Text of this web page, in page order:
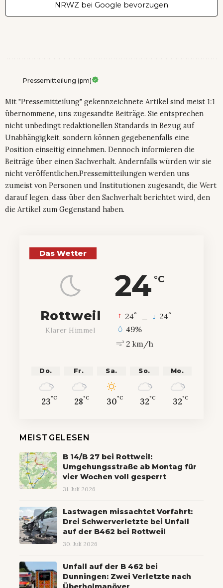
NRWZ bei Google bevorzugen
Pressemitteilung (pm)
Mit "Pressemitteilung" gekennzeichnete Artikel sind meist 1:1
übernommene, uns zugesandte Beiträge. Sie entsprechen
nicht unbedingt redaktionellen Standards in Bezug auf
Unabhängigkeit, sondern können gegebenenfalls eine
Position einseitig einnehmen. Dennoch informieren die
Beiträge über einen Sachverhalt. Andernfalls würden wir sie
nicht veröffentlichen.Pressemitteilungen werden uns
zumeist von Personen und Institutionen zugesandt, die Wert
darauf legen, dass über den Sachverhalt berichtet wird, den
die Artikel zum Gegenstand haben.
Das Wetter
24 °C
Rottweil
Klarer Himmel
24° 24°
49%
2 km/h
Do.
23°C
Fr.
28°C
Sa.
30°C
So.
32°C
Mo.
32°C
MEISTGELESEN
B 14/B 27 bei Rottweil:
Umgehungsstraße ab Montag für
vier Wochen voll gesperrt
31. Juli 2026
Lastwagen missachtet Vorfahrt:
Drei Schwerverletzte bei Unfall
auf der B462 bei Rottweil
30. Juli 2026
Unfall auf der B 462 bei
Dunningen: Zwei Verletzte nach